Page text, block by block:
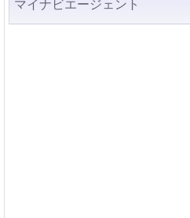
マイナビエージェント